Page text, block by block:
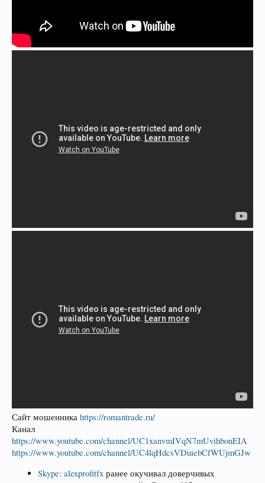
Сайт мошенника https://romantrade.ru/
Канал
https://www.youtube.com/channel/UC1xanvmIVqN7mUvihbonEIA
https://www.youtube.com/channel/UC4lqHdcsVDuiebCfWUjmGJw
Skype: alexprofitfx ранее окучивал доверчивых